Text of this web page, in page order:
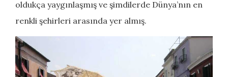
oldukça yaygınlaşmış ve şimdilerde Dünya’nın en
renkli şehirleri arasında yer almış.